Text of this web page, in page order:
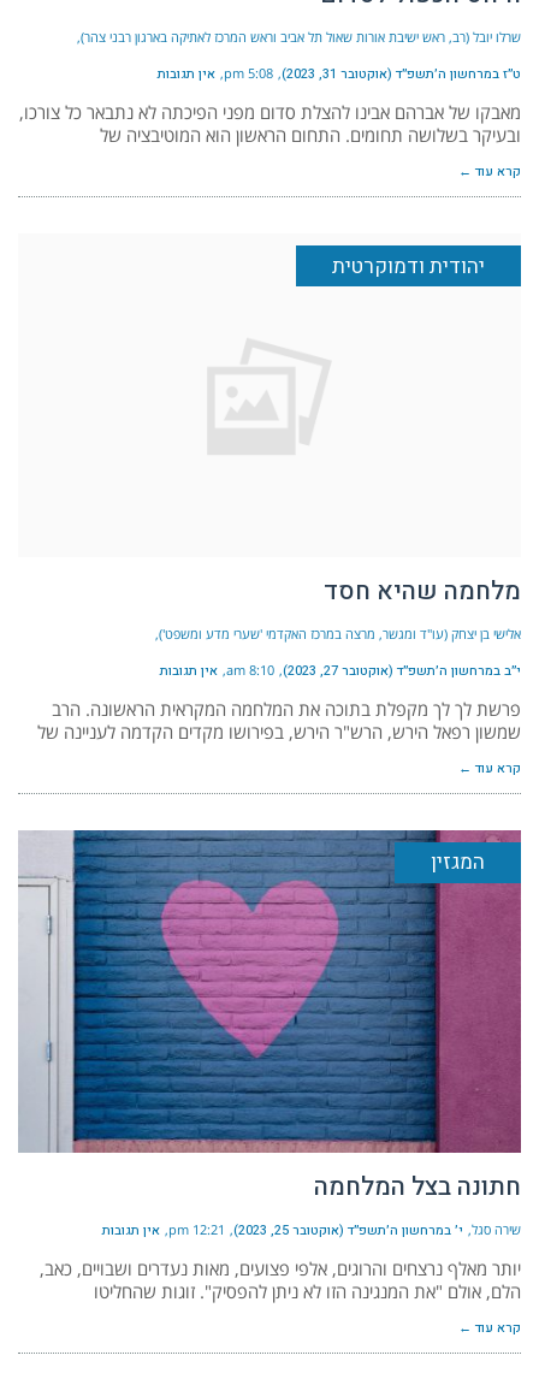
שרלו יובל (רב, ראש ישיבת אורות שאול תל אביב וראש המרכז לאתיקה בארגון רבני צהר)
ט״ז במרחשון ה׳תשפ״ד (אוקטובר 31, 2023) 5:08 pm אין תגובות
מאבקו של אברהם אבינו להצלת סדום מפני הפיכתה לא נתבאר כל צורכו,
ובעיקר בשלושה תחומים. התחום הראשון הוא המוטיבציה של
קרא עוד ←
יהודית ודמוקרטית
מלחמה שהיא חסד
אלישי בן יצחק (עו"ד ומגשר, מרצה במרכז האקדמי 'שערי מדע ומשפט')
י״ב במרחשון ה׳תשפ״ד (אוקטובר 27, 2023) 8:10 am אין תגובות
פרשת לך לך מקפלת בתוכה את המלחמה המקראית הראשונה. הרב
שמשון רפאל הירש, הרש"ר הירש, בפירושו מקדים הקדמה לעניינה של
קרא עוד ←
המגזין
חתונה בצל המלחמה
שירה סגל י׳ במרחשון ה׳תשפ״ד (אוקטובר 25, 2023) 12:21 pm אין תגובות
יותר מאלף נרצחים והרוגים, אלפי פצועים, מאות נעדרים ושבויים, כאב,
הלם, אולם "את המנגינה הזו לא ניתן להפסיק". זוגות שהחליטו
קרא עוד ←